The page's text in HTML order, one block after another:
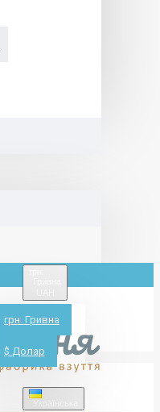
грн. Гривна
$ Долар